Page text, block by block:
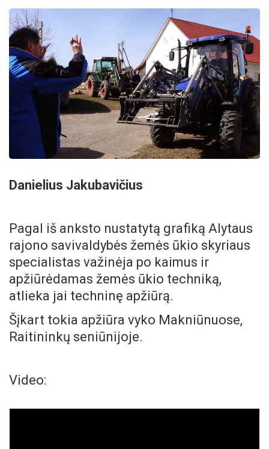
Danielius Jakubavičius
Pagal iš anksto nustatytą grafiką Alytaus
rajono savivaldybės žemės ūkio skyriaus
specialistas važinėja po kaimus ir
apžiūrėdamas žemės ūkio techniką,
atlieka jai techninę apžiūrą.
Šįkart tokia apžiūra vyko Makniūnuose,
Raitininkų seniūnijoje.
Video: